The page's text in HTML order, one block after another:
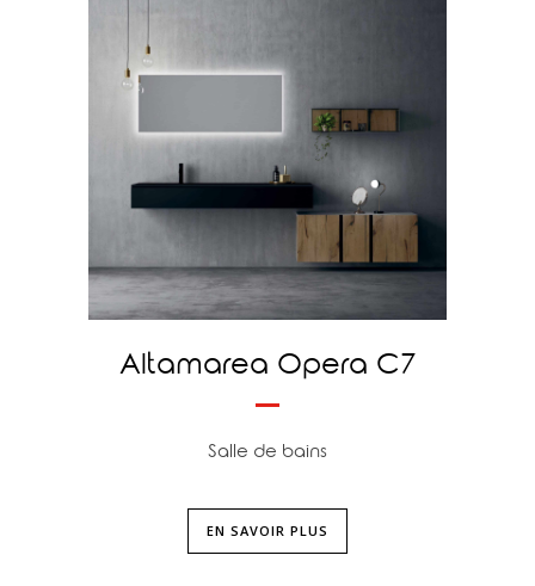
Altamarea Opera C7
Salle de bains
EN SAVOIR PLUS